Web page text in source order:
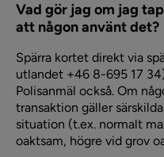
Vad gör jag om jag
att någon använt det?
Spärra kortet direkt via
utlandet +46 8-695 17
Polisanmäl också. Om
transaktion gäller
situation (t.ex. normalt
oaktsam, högre vid grov